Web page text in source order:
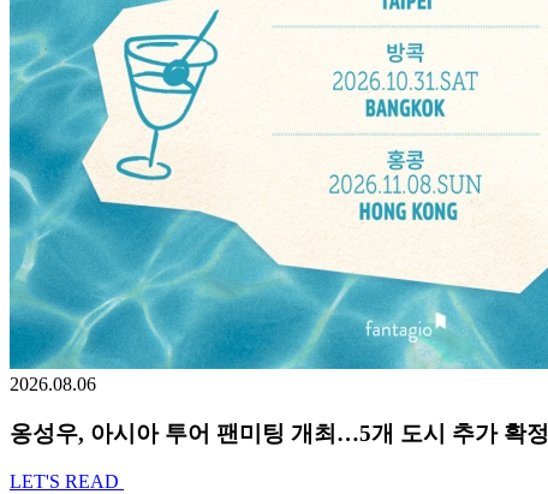
2026.08.06
옹성우, 아시아 투어 팬미팅 개최…5개 도시 추가 확정
LET'S READ